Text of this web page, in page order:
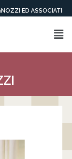
ED ASSOCIATI